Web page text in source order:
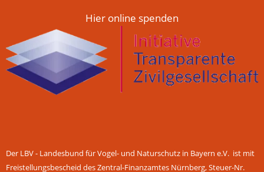
Hier online spenden
Der LBV - Landesbund für Vogel- und Naturschutz in Bayern e.V. ist mit
Freistellungsbescheid des Zentral-Finanzamtes Nürnberg, Steuer-Nr.